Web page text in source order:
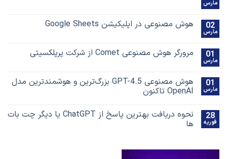
مارس
02
مارس
هوش مصنوعی در اپلیکیشن Google Sheets
01
مارس
مرورگر هوش مصنوعی Comet از شرکت پرپلکسیتی
01
مارس
هوش مصنوعی GPT-4.5 بزرگ‌ترین و هوشمندترین مدل
OpenAI تاکنون
28
فوریه
نحوه دریافت بهترین پاسخ‌ از ChatGPT یا دیگر چت بات
ها